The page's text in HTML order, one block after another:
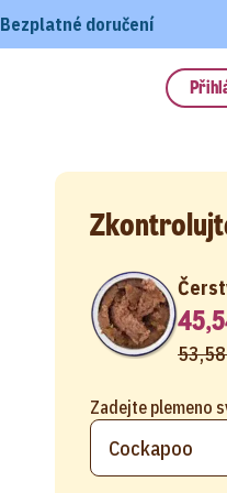
Bezplatné doručení
Zadejte plemeno